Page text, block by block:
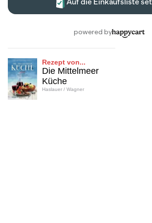
Rezept von...
Die Mittelmeer
Küche
Haslauer / Wagner